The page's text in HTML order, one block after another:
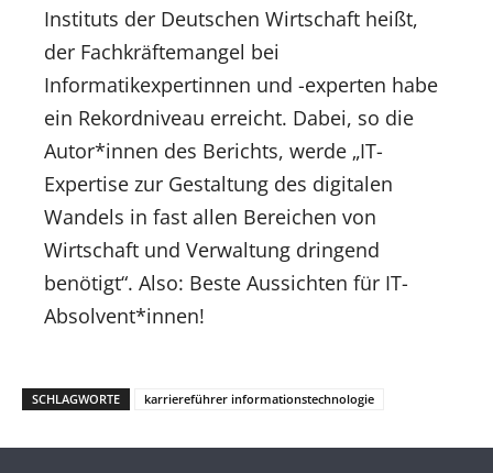
Instituts der Deutschen Wirtschaft heißt,
der Fachkräftemangel bei
Informatikexpertinnen und -experten habe
ein Rekordniveau erreicht. Dabei, so die
Autor*innen des Berichts, werde „IT-
Expertise zur Gestaltung des digitalen
Wandels in fast allen Bereichen von
Wirtschaft und Verwaltung dringend
benötigt“. Also: Beste Aussichten für IT-
Absolvent*innen!
SCHLAGWORTE karriereführer informationstechnologie